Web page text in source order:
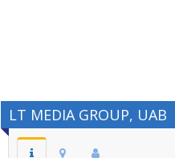
LT MEDIA GROUP, UAB